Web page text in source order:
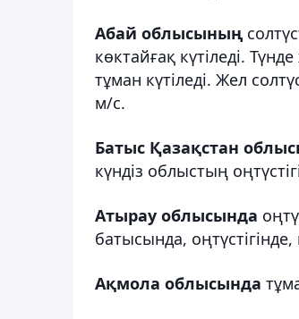
Абай облысының
көктайғақ күтіледі.
тұман күтіледі. Жел
м/с.
Батыс Қазақстан
күндіз облыстың
Атырау облысында
батысында,
Ақмола облысында